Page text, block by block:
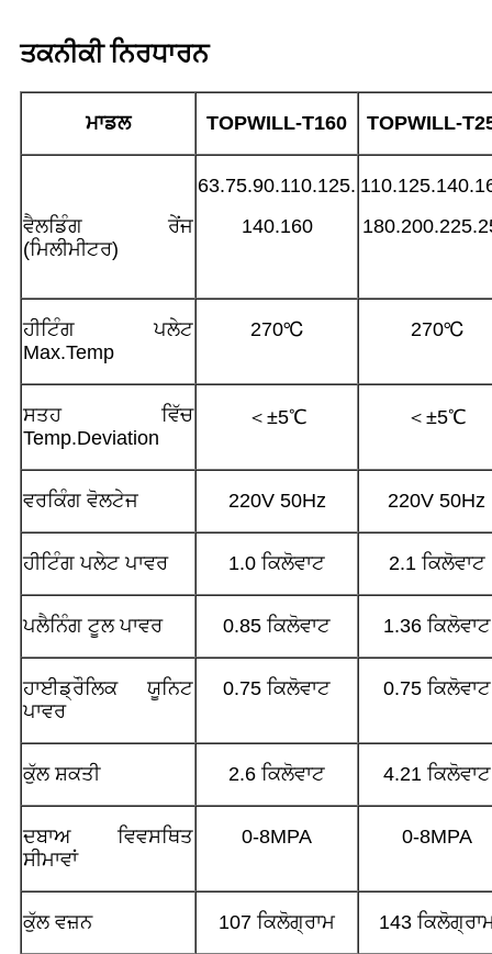
ਤਕਨੀਕੀ ਨਿਰਧਾਰਨ
ਮਾਡਲ TOPWILL-T160 TOPWILL-T
ਵੈਲਡਿੰਗ ਰੇਂਜ
(ਮਿਲੀਮੀਟਰ)
63.75.90.110.125.
140.160
ਹੀਟਿੰਗ ਪਲੇਟ
Max.Temp
270℃ 270℃
ਸਤਹ ਵਿੱਚ
Temp.Deviation
＜±5℃ ＜±5℃
ਵਰਕਿੰਗ ਵੋਲਟੇਜ 220V 50Hz 220V 50Hz
ਹੀਟਿੰਗ ਪਲੇਟ ਪਾਵਰ 1.0 ਕਿਲੋਵਾਟ 2.1 ਕਿਲੋਵਾਟ
ਪਲੈਨਿੰਗ ਟੂਲ ਪਾਵਰ 0.85 ਕਿਲੋਵਾਟ 1.36 ਕਿਲੋਵਾਟ
ਹਾਈਡ੍ਰੌਲਿਕ ਯੂਨਿਟ
ਪਾਵਰ
0.75 ਕਿਲੋਵਾਟ 0.75 ਕਿਲੋਵਾਟ
ਕੁੱਲ ਸ਼ਕਤੀ 2.6 ਕਿਲੋਵਾਟ 4.21 ਕਿਲੋਵਾਟ
ਦਬਾਅ ਵਿਵਸਥਿਤ
ਸੀਮਾਵਾਂ
0-8MPA 0-8MPA
ਕੁੱਲ ਵਜ਼ਨ 107 ਕਿਲੋਗ੍ਰਾਮ 143